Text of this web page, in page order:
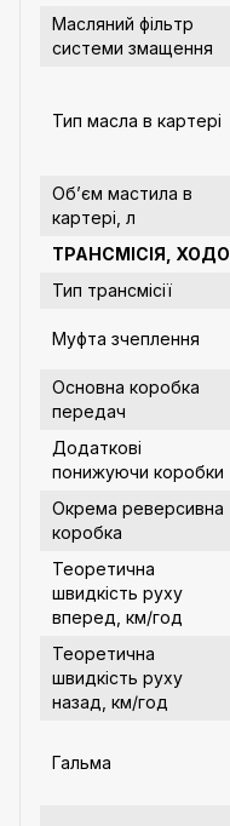
Масляний фільтр
системи змащення
Тип масла в картері
Об’єм мастила в
картері, л
ТРАНСМІСІЯ,
Тип трансмісії
Муфта зчеплення
Основна коробка
передач
Додаткові
понижуючи коробки
Окрема реверсивна
коробка
Теоретична
швидкість руху
вперед, км/год
Теоретична
швидкість руху
назад, км/год
Гальма